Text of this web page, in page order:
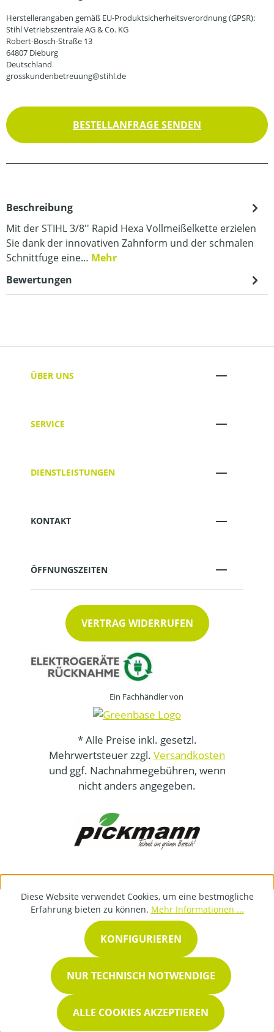
Herstellerangaben gemäß EU-Produktsicherheitsverordnung (GPSR):
Stihl Vetriebszentrale AG & Co. KG
Robert-Bosch-Straße 13
64807 Dieburg
Deutschland
grosskundenbetreuung@stihl.de
BESTELLANFRAGE SENDEN
Beschreibung
Mit der STIHL 3/8'' Rapid Hexa Vollmeißelkette erzielen
Sie dank der innovativen Zahnform und der schmalen
Schnittfuge eine… Mehr
Bewertungen
ÜBER UNS
SERVICE
DIENSTLEISTUNGEN
KONTAKT
ÖFFNUNGSZEITEN
VERTRAG WIDERRUFEN
Ein Fachhändler von
* Alle Preise inkl. gesetzl.
Mehrwertsteuer zzgl. Versandkosten
und ggf. Nachnahmegebühren, wenn
nicht anders angegeben.
Diese Website verwendet Cookies, um eine bestmögliche
Erfahrung bieten zu können. Mehr Informationen ...
NUR TECHNISCH NOTWENDIGE
KONFIGURIEREN
ALLE COOKIES AKZEPTIEREN